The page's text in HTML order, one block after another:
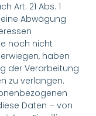
Art. 21 Abs. 1
Abwägung
noch nicht
haben
der Verarbeitung
zu verlangen.
Daten – von